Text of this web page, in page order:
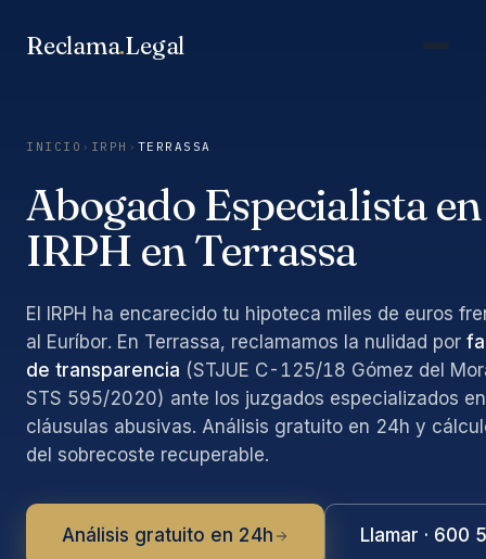
Reclama.Legal
INICIO › IRPH › TERRASSA
Abogado Especialista en
IRPH en Terrassa
El IRPH ha encarecido tu hipoteca miles de euros
al Euríbor. En Terrassa, reclamamos la nulidad por
de transparencia (STJUE C-125/18 Gómez del
STS 595/2020) ante los juzgados especializados en
cláusulas abusivas. Análisis gratuito en 24h y
del sobrecoste recuperable.
Análisis gratuito en 24h Llamar · 600